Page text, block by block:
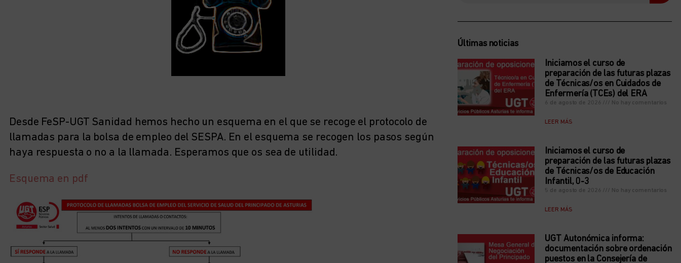
Desde FeSP-UGT Sanidad hemos hecho un esquema en el que se recoge el protocolo de
llamadas para la bolsa de empleo del SESPA. En el esquema se recogen los pasos según
haya respuesta o no a la llamada. Esperamos que os sea de utilidad.
Esquema en pdf
Últimas noticias
Iniciamos el curso de
preparación de las futuras plazas
de Técnicas/os en Cuidados de
Enfermería (TCEs) del ERA
6 de agosto de 2026 No hay comentarios
LEER MÁS
Iniciamos el curso de
preparación de las futuras plazas
de Técnicas/os de Educación
Infantil, 0-3
5 de agosto de 2026 No hay comentarios
LEER MÁS
UGT Autonómica informa:
documentación sobre ordenación
puestos en la Consejería de